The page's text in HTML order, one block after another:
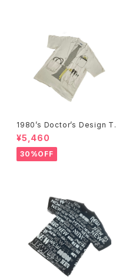
1980’s Doctor’s Design Tr
ompe-l'œil T-Shirts -1980
年代 騙し絵Tシャツ-
¥5,460
30%OFF